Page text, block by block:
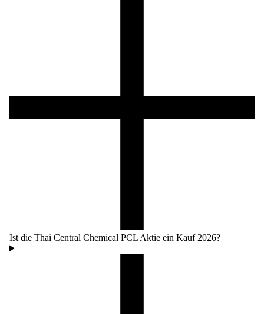
Ist die Thai Central Chemical PCL Aktie ein Kauf 2026?